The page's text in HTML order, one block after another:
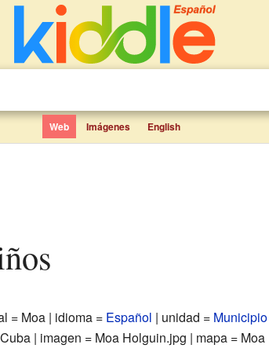
Web Imágenes English
= Moa | idioma = Español | unidad = Municipio
| imagen = Moa Holguin.jpg | mapa =